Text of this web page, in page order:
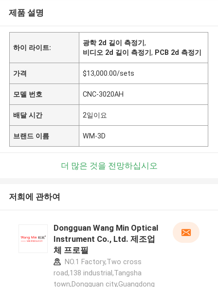
제품 설명
하이 라이트:
광학 2d 길이 측정기,
비디오 2d 길이 측정기, PCB 2d 측정기
가격 $13,000.00/sets
모델 번호 CNC-3020AH
배달 시간 2일이요
브랜드 이름 WM-3D
더 많은 것을 전망하십시오
저희에 관하여
Dongguan Wang Min Optical
Instrument Co., Ltd. 제조업
체 프로필
NO.1 Factory,Two cross
road,138 industrial,Tangsha
town,Dongguan city,Guangdong